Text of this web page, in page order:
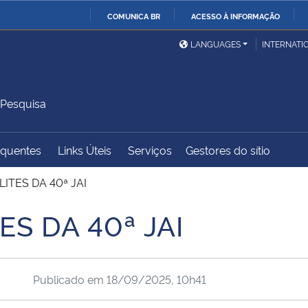
COMUNICA BR ACESSO À INFORMAÇÃO
Ministério da Defesa
Ministério das Relações
Exteriores
Ministério do
Desenvolvimento Regional
Controladoria-Geral da
Advocacia-Geral da União Banco Central do Brasil
LANGUAGES
Links Úteis Serviços Gestores do sítio
DA 40ª JAI
DA 40ª JAI
Publicado em 18/09/2025, 10h41